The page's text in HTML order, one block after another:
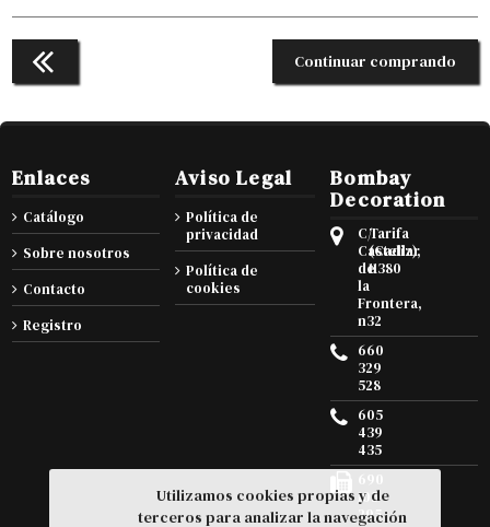
Continuar comprando
Enlaces
Catálogo
Sobre nosotros
Contacto
Registro
Aviso Legal
Política de
privacidad
Política de
cookies
Bombay
Decoration
C/
Castellar
de
la
Frontera,
n32
Tarifa
(Cadiz),
11380
660
329
528
605
439
435
105
295
Utilizamos cookies propias y de
terceros para analizar la navegación